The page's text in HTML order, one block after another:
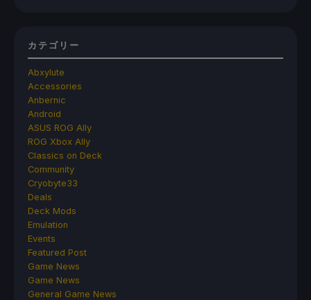
カテゴリー
Abxylute
Accessories
Anbernic
Android
ASUS ROG Ally
ROG Xbox Ally
Classics on Deck
Community
Cryobyte33
Deals
Deck Mods
Emulation
Events
Featured Post
Game News
Game News
General Game News